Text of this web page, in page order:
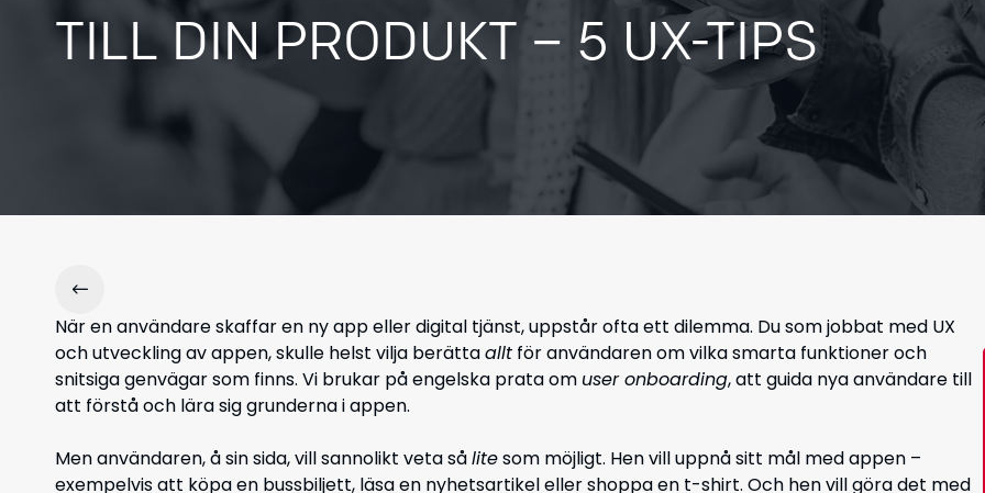
TILL DIN PRODUKT – 5 UX-TIPS
När en användare skaffar en ny app eller digital tjänst, uppstår ofta ett dilemma. Du som jobbat med UX
och utveckling av appen, skulle helst vilja berättaallt för användaren om vilka smarta funktioner och
snitsiga genvägar som finns. Vi brukar på engelska prata om user onboarding, att guida nya användare till
att förstå och lära sig grunderna i appen.
Men användaren, å sin sida, vill sannolikt veta sålitesom möjligt. Hen vill uppnå sitt mål med appen –
exempelvis att köpa en bussbiljett, läsa en nyhetsartikel eller shoppa en t-shirt. Och hen vill göra det med